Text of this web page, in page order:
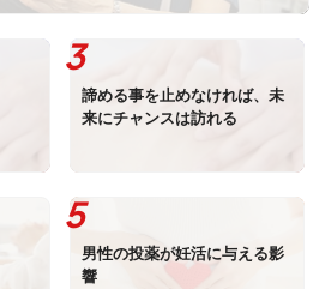
諦める事を止めなければ、未
来にチャンスは訪れる
男性の投薬が妊活に与える影
響